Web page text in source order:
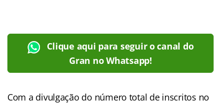
Clique aqui para seguir o canal do
Gran no Whatsapp!
Com a divulgação do número total de inscritos no